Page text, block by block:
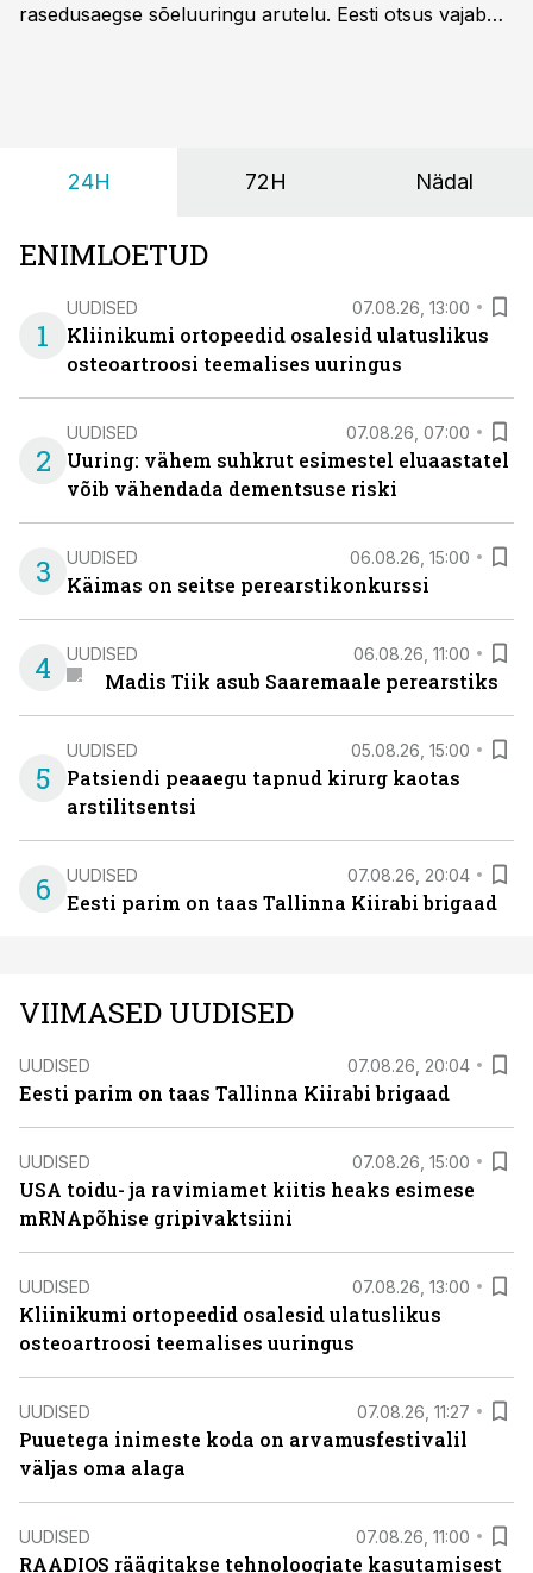
rasedusaegse sõeluuringu arutelu. Eesti otsus vajab
24H 72H Nädal
ENIMLOETUD
1
UUDISED 07.08.26, 13:00
Kliinikumi ortopeedid osalesid ulatuslikus
osteoartroosi teemalises uuringus
2
UUDISED 07.08.26, 07:00
Uuring: vähem suhkrut esimestel eluaastatel
võib vähendada dementsuse riski
3 UUDISED 06.08.26, 15:00
Käimas on seitse perearstikonkurssi
4 UUDISED 06.08.26, 11:00
Madis Tiik asub Saaremaale perearstiks
5
UUDISED 05.08.26, 15:00
Patsiendi peaaegu tapnud kirurg kaotas
arstilitsentsi
6 UUDISED 07.08.26, 20:04
Eesti parim on taas Tallinna Kiirabi brigaad
VIIMASED UUDISED
UUDISED 07.08.26, 20:04
Eesti parim on taas Tallinna Kiirabi brigaad
UUDISED 07.08.26, 15:00
USA toidu- ja ravimiamet kiitis heaks esimese
mRNApõhise gripivaktsiini
UUDISED 07.08.26, 13:00
Kliinikumi ortopeedid osalesid ulatuslikus
osteoartroosi teemalises uuringus
UUDISED 07.08.26, 11:27
Puuetega inimeste koda on arvamusfestivalil
väljas oma alaga
UUDISED 07.08.26, 11:00
RAADIOS räägitakse tehnoloogiate kasutamisest